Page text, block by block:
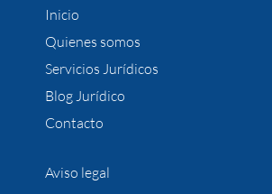
Inicio
Quienes somos
Servicios Jurídicos
Blog Jurídico
Contacto
Aviso legal